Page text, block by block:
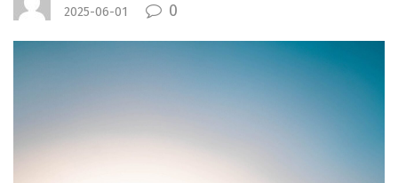
2025-06-01 0